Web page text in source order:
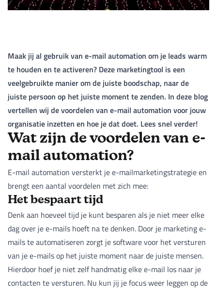
Maak jij al gebruik van e-mail automation om je leads warm
te houden en te activeren? Deze marketingtool is een
veelgebruikte manier om de juiste boodschap, naar de
juiste persoon op het juiste moment te zenden. In deze blog
vertellen wij de voordelen van e-mail automation voor jouw
organisatie inzetten en hoe je dat doet. Lees snel verder!
Wat zijn de voordelen van e-
mail automation?
E-mail automation versterkt je e-mailmarketingstrategie en
brengt een aantal voordelen met zich mee:
Het bespaart tijd
Denk aan hoeveel tijd je kunt besparen als je niet meer elke
dag over je e-mails hoeft na te denken. Door je marketing e-
mails te automatiseren zorgt je software voor het versturen
van je e-mails op het juiste moment naar de juiste mensen.
Hierdoor hoef je niet zelf handmatig elke e-mail los naar je
contacten te versturen. Nu kun jij je focus weer leggen op de